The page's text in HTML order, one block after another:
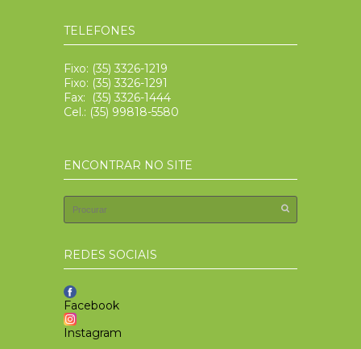
TELEFONES
Fixo: (35) 3326-1219
Fixo: (35) 3326-1291
Fax: (35) 3326-1444
Cel.: (35) 99818-5580
ENCONTRAR NO SITE
REDES SOCIAIS
Facebook
Instagram